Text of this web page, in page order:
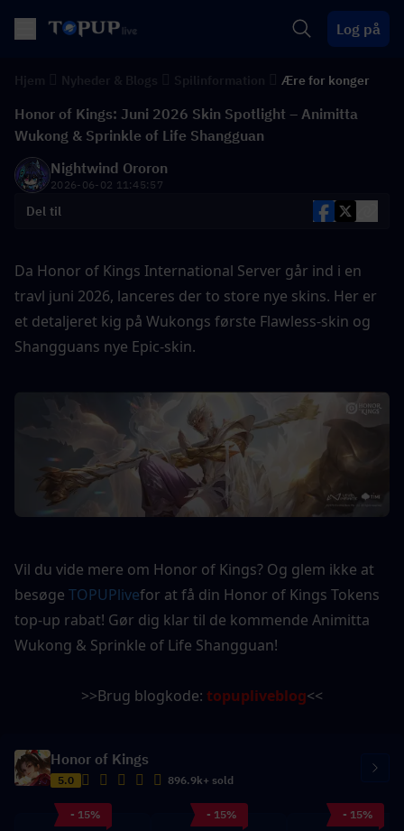
Log på
Ære for konger
Honor of Kings: Juni 2026 Skin Spotlight – Animitta
Wukong & Sprinkle of Life Shangguan
Nightwind Ororon
2026-06-02 11:45:57
Del til
Da Honor of Kings International Server går ind i en
travl juni 2026, lanceres der to store nye skins. Her er
et detaljeret kig på Wukongs første Flawless-skin og
Shangguans nye Epic-skin.
Vil du vide mere om Honor of Kings? Og glem ikke at
besøge TOPUPlivefor at få din Honor of Kings Tokens
top-up rabat! Gør dig klar til de kommende Animitta
Wukong & Sprinkle of Life Shangguan!
>>Brug blogkode: topupliveblog<<
Honor of Kings
5.0 896.9k+ sold
- 15% - 15% - 15%